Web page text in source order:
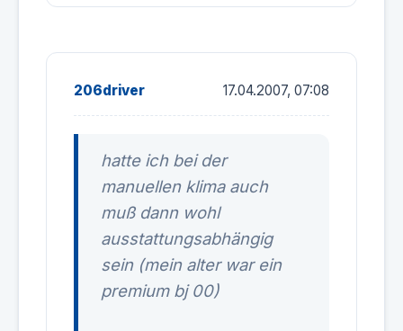
206driver 17.04.2007, 07:08
hatte ich bei der
manuellen klima auch
muß dann wohl
ausstattungsabhängig
sein (mein alter war ein
premium bj 00)